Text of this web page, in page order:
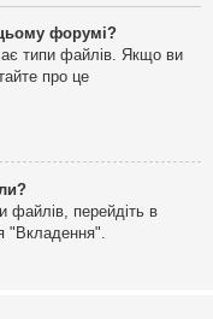
форумі?
типи файлів. Якщо ви
про це
файлів, перейдіть в
"Вкладення".